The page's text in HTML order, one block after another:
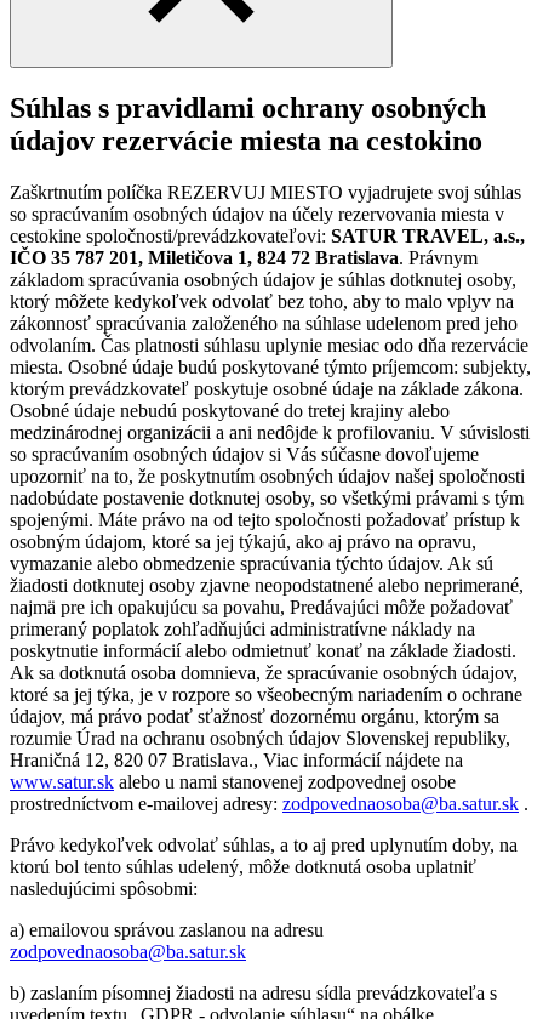
Súhlas s pravidlami ochrany osobných
údajov rezervácie miesta na cestokino
Zaškrtnutím políčka REZERVUJ MIESTO vyjadrujete svoj súhlas
so spracúvaním osobných údajov na účely rezervovania miesta v
cestokine spoločnosti/prevádzkovateľovi: SATUR TRAVEL, a.s.,
IČO 35 787 201, Miletičova 1, 824 72 Bratislava. Právnym
základom spracúvania osobných údajov je súhlas dotknutej osoby,
ktorý môžete kedykoľvek odvolať bez toho, aby to malo vplyv na
zákonnosť spracúvania založeného na súhlase udelenom pred jeho
odvolaním. Čas platnosti súhlasu uplynie mesiac odo dňa rezervácie
miesta. Osobné údaje budú poskytované týmto príjemcom: subjekty,
ktorým prevádzkovateľ poskytuje osobné údaje na základe zákona.
Osobné údaje nebudú poskytované do tretej krajiny alebo
medzinárodnej organizácii a ani nedôjde k profilovaniu. V súvislosti
so spracúvaním osobných údajov si Vás súčasne dovoľujeme
upozorniť na to, že poskytnutím osobných údajov našej spoločnosti
nadobúdate postavenie dotknutej osoby, so všetkými právami s tým
spojenými. Máte právo na od tejto spoločnosti požadovať prístup k
osobným údajom, ktoré sa jej týkajú, ako aj právo na opravu,
vymazanie alebo obmedzenie spracúvania týchto údajov. Ak sú
žiadosti dotknutej osoby zjavne neopodstatnené alebo neprimerané,
najmä pre ich opakujúcu sa povahu, Predávajúci môže požadovať
primeraný poplatok zohľadňujúci administratívne náklady na
poskytnutie informácií alebo odmietnuť konať na základe žiadosti.
Ak sa dotknutá osoba domnieva, že spracúvanie osobných údajov,
ktoré sa jej týka, je v rozpore so všeobecným nariadením o ochrane
údajov, má právo podať sťažnosť dozornému orgánu, ktorým sa
rozumie Úrad na ochranu osobných údajov Slovenskej republiky,
Hraničná 12, 820 07 Bratislava., Viac informácií nájdete na
www.satur.sk alebo u nami stanovenej zodpovednej osobe
prostredníctvom e-mailovej adresy: zodpovednaosoba@ba.satur.sk .
Právo kedykoľvek odvolať súhlas, a to aj pred uplynutím doby, na
ktorú bol tento súhlas udelený, môže dotknutá osoba uplatniť
nasledujúcimi spôsobmi:
a) emailovou správou zaslanou na adresu
zodpovednaosoba@ba.satur.sk
b) zaslaním písomnej žiadosti na adresu sídla prevádzkovateľa s